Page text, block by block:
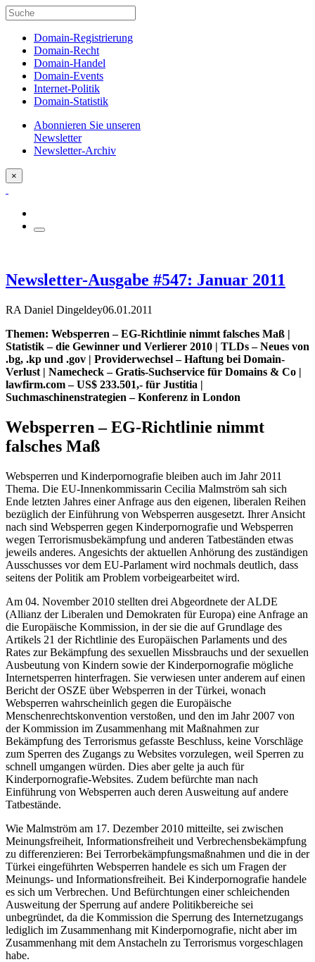
Domain-Registrierung
Domain-Recht
Domain-Handel
Domain-Events
Internet-Politik
Domain-Statistik
Abonnieren Sie unseren
Newsletter
Newsletter-Archiv
×
Newsletter-Ausgabe #547: Januar 2011
RA Daniel Dingeldey06.01.2011
Themen: Websperren – EG-Richtlinie nimmt falsches Maß |
Statistik – die Gewinner und Verlierer 2010 | TLDs – Neues von
.bg, .kp und .gov | Providerwechsel – Haftung bei Domain-
Verlust | Namecheck – Gratis-Suchservice für Domains & Co |
lawfirm.com – US$ 233.501,- für Justitia |
Suchmaschinenstrategien – Konferenz in London
Websperren – EG-Richtlinie nimmt
falsches Maß
Websperren und Kinderpornografie bleiben auch im Jahr 2011
Thema. Die EU-Innenkommissarin Cecilia Malmström sah sich
Ende letzten Jahres einer Anfrage aus den eigenen, liberalen Reihen
bezüglich der Einführung von Websperren ausgesetzt. Ihrer Ansicht
nach sind Websperren gegen Kinderpornografie und Websperren
wegen Terrorismusbekämpfung und anderen Tatbeständen etwas
jeweils anderes. Angesichts der aktuellen Anhörung des zuständigen
Ausschusses vor dem EU-Parlament wird nochmals deutlich, dass
seitens der Politik am Problem vorbeigearbeitet wird.
Am 04. November 2010 stellten drei Abgeordnete der ALDE
(Allianz der Liberalen und Demokraten für Europa) eine Anfrage an
die Europäische Kommission, in der sie die auf Grundlage des
Artikels 21 der Richtlinie des Europäischen Parlaments und des
Rates zur Bekämpfung des sexuellen Missbrauchs und der sexuellen
Ausbeutung von Kindern sowie der Kinderpornografie mögliche
Internetsperren hinterfragen. Sie verwiesen unter anderem auf einen
Bericht der OSZE über Websperren in der Türkei, wonach
Websperren wahrscheinlich gegen die Europäische
Menschenrechtskonvention verstoßen, und den im Jahr 2007 von
der Kommission im Zusammenhang mit Maßnahmen zur
Bekämpfung des Terrorismus gefasste Beschluss, keine Vorschläge
zum Sperren des Zugangs zu Websites vorzulegen, weil Sperren zu
schnell umgangen würden. Dies aber gelte ja auch für
Kinderpornografie-Websites. Zudem befürchte man nach
Einführung von Websperren auch deren Ausweitung auf andere
Tatbestände.
Wie Malmström am 17. Dezember 2010 mitteilte, sei zwischen
Meinungsfreiheit, Informationsfreiheit und Verbrechensbekämpfung
zu differenzieren: Bei Terrorbekämpfungsmaßnahmen und die in der
Türkei eingeführten Websperren handele es sich um Fragen der
Meinungs- und Informationsfreiheit. Bei Kinderpornografie handele
es sich um Verbrechen. Und Befürchtungen einer schleichenden
Ausweitung der Sperrung auf andere Politikbereiche sei
unbegründet, da die Kommission die Sperrung des Internetzugangs
lediglich im Zusammenhang mit Kinderpornografie, nicht aber im
Zusammenhang mit dem Anstacheln zu Terrorismus vorgeschlagen
habe.